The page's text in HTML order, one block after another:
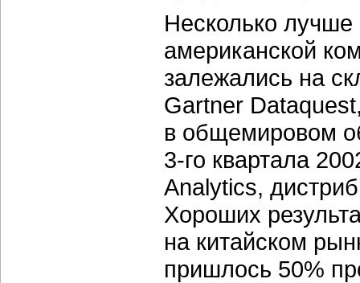
Несколько
американской
залежались на
Gartner
в общемировом
3-го квартала
Analytics,
Хороших
на китайском
пришлось 50%